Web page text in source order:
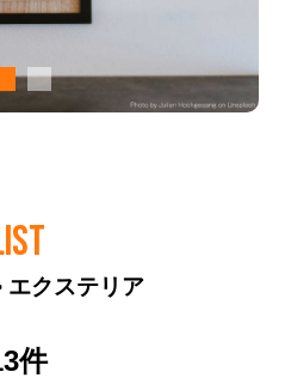
エクステリア
件